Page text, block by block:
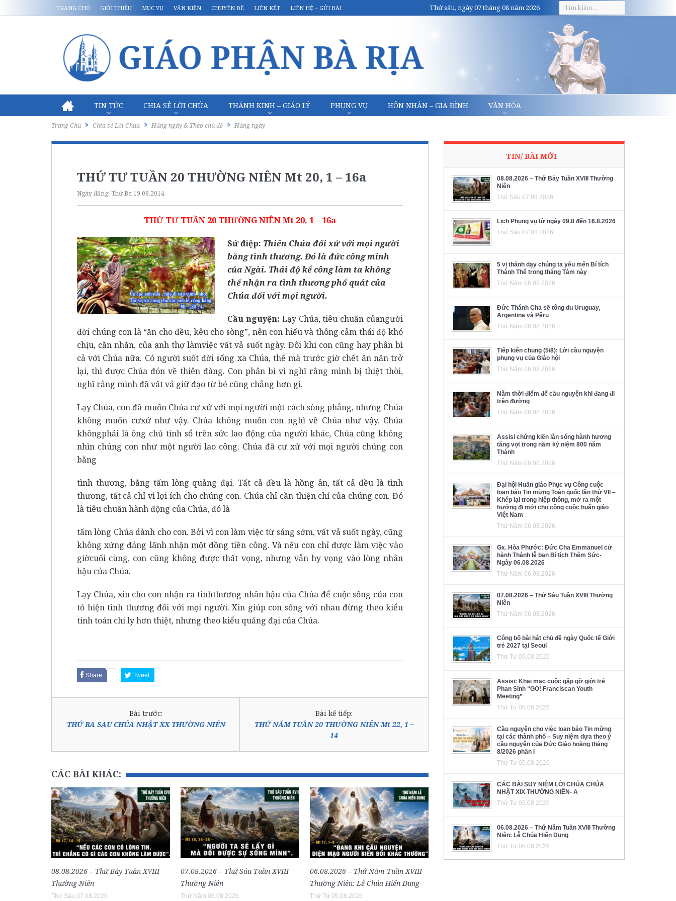
TRANG CHỦ GIỚI THIỆU MỤC VỤ VĂN KIỆN CHUYÊN ĐỀ LIÊN KẾT LIÊN HỆ – GỬI BÀI Thứ sáu, ngày 07 tháng 08 năm 2026
TIN TỨC CHIA SẺ LỜI CHÚA THÁNH KINH – GIÁO LÝ PHỤNG VỤ HÔN NHÂN – GIA ĐÌNH VĂN HÓA
Trang Chủ Chia sẻ Lời Chúa Hằng ngày & Theo chủ đề Hằng ngày
THỨ TƯ TUẦN 20 THƯỜNG NIÊN Mt 20, 1 – 16a
Ngày đăng: Thứ Ba 19.08.2014
THỨ TƯ TUẦN 20 THƯỜNG NIÊN Mt 20, 1 – 16a
Sứ điệp: Thiên Chúa đối xử với mọi người
bằng tình thương. Đó là đức công minh
của Ngài. Thái độ kể công làm ta không
thể nhận ra tình thương phổ quát của
Chúa đối với mọi người.
Cầu nguyện: Lạy Chúa, tiêu chuẩn củangười
đời chúng con là “ăn cho đều, kêu cho sòng”, nên con hiểu và thông cảm thái độ khó
chịu, cằn nhằn, của anh thợ làmviệc vất vả suốt ngày. Đôi khi con cũng hay phân bì
cả với Chúa nữa. Có người suốt đời sống xa Chúa, thế mà trước giờ chết ăn năn trở
lại, thì được Chúa đón về thiên đàng. Con phân bì vì nghĩ rằng mình bị thiệt thòi,
nghĩ rằng mình đã vất vả giữ đạo từ bé cũng chẳng hơn gì.
Lạy Chúa, con đã muốn Chúa cư xử với mọi người một cách sòng phẳng, nhưng Chúa
không muốn cưxử như vậy. Chúa không muốn con nghĩ về Chúa như vậy. Chúa
khôngphải là ông chủ tính sổ trên sức lao động của người khác, Chúa cũng không
nhìn chúng con như một người lao công. Chúa đã cư xử với mọi người chúng con
bằng
tình thương, bằng tấm lòng quảng đại. Tất cả đều là hồng ân, tất cả đều là tình
thương, tất cả chỉ vì lợi ích cho chúng con. Chúa chỉ cần thiện chí của chúng con. Đó
là tiêu chuẩn hành động của Chúa, đó là
tấm lòng Chúa dành cho con. Bởi vì con làm việc từ sáng sớm, vất vả suốt ngày, cũng
không xứng đáng lãnh nhận một đồng tiền công. Và nếu con chỉ được làm việc vào
giờcuối cùng, con cũng không được thất vọng, nhưng vẫn hy vọng vào lòng nhân
hậu của Chúa.
Lạy Chúa, xin cho con nhận ra tìnhthương nhân hậu của Chúa để cuộc sống của con
tỏ hiện tình thương đối với mọi người. Xin giúp con sống với nhau đừng theo kiểu
tính toán chi ly hơn thiệt, nhưng theo kiểu quảng đại của Chúa.
Share Tweet
Bài trước:
THỨ BA SAU CHÚA NHẬT XX THƯỜNG NIÊN
Bài kế tiếp:
THỨ NĂM TUẦN 20 THƯỜNG NIÊN Mt 22, 1 –
14
CÁC BÀI KHÁC:
08.08.2026 – Thứ Bảy Tuần XVIII
Thường Niên
Thứ Sáu 07.08.2026
07.08.2026 – Thứ Sáu Tuần XVIII
Thường Niên
Thứ Năm 06.08.2026
06.08.2026 – Thứ Năm Tuần XVIII
Thường Niên: Lễ Chúa Hiển Dung
Thứ Tư 05.08.2026
TIN/ BÀI MỚI
08.08.2026 – Thứ Bảy Tuần XVIII Thường
Niên
Thứ Sáu 07.08.2026
Lịch Phụng vụ từ ngày 09.8 đến 16.8.2026
Thứ Sáu 07.08.2026
5 vị thánh dạy chúng ta yêu mến Bí tích
Thánh Thể trong tháng Tám này
Thứ Năm 06.08.2026
Đức Thánh Cha sẽ tông du Uruguay,
Argentina và Pêru
Thứ Năm 06.08.2026
Tiếp kiến chung (5/8): Lời cầu nguyện
phụng vụ của Giáo hội
Thứ Năm 06.08.2026
Năm thời điểm để cầu nguyện khi đang đi
trên đường
Thứ Năm 06.08.2026
Assisi chứng kiến làn sóng hành hương
tăng vọt trong năm kỷ niệm 800 năm
Thánh
Thứ Năm 06.08.2026
Đại hội Huấn giáo Phục vụ Công cuộc
loan báo Tin mừng Toàn quốc lần thứ VII –
Khép lại trong hiệp thông, mở ra một
hướng đi mới cho công cuộc huấn giáo
Việt Nam
Thứ Năm 06.08.2026
Gx. Hòa Phước: Đức Cha Emmanuel cử
hành Thánh lễ ban Bí tích Thêm Sức-
Ngày 06.08.2026
Thứ Năm 06.08.2026
07.08.2026 – Thứ Sáu Tuần XVIII Thường
Niên
Thứ Năm 06.08.2026
Công bố bài hát chủ đề ngày Quốc tế Giới
trẻ 2027 tại Seoul
Thứ Tư 05.08.2026
Assisi: Khai mạc cuộc gặp gỡ giới trẻ
Phan Sinh “GO! Franciscan Youth
Meeting”
Thứ Tư 05.08.2026
Cầu nguyện cho việc loan báo Tin mừng
tại các thành phố – Suy niệm dựa theo ý
cầu nguyện của Đức Giáo hoàng tháng
8/2026 phần I
Thứ Tư 05.08.2026
CÁC BÀI SUY NIỆM LỜI CHÚA CHÚA
NHẬT XIX THƯỜNG NIÊN- A
Thứ Tư 05.08.2026
06.08.2026 – Thứ Năm Tuần XVIII Thường
Niên: Lễ Chúa Hiển Dung
Thứ Tư 05.08.2026